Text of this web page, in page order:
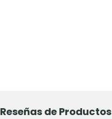
Reseñas de Productos